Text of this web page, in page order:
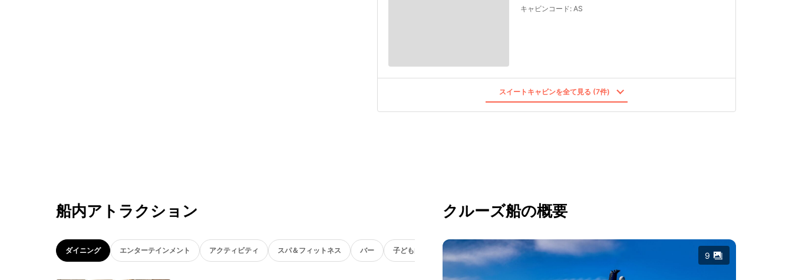
キャビンコード: AS
スイートキャビンを全て見る (7件)
船内アトラクション
ダイニング エンターテインメント アクティビティ スパ＆フィットネス バー 子ども向け
クルーズ船の概要
9